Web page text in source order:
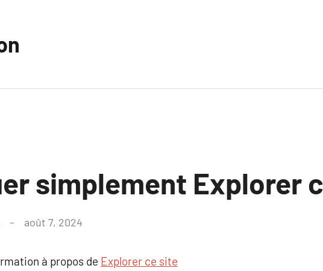
simplement Explorer
août 7, 2024
à propos de Explorer ce site